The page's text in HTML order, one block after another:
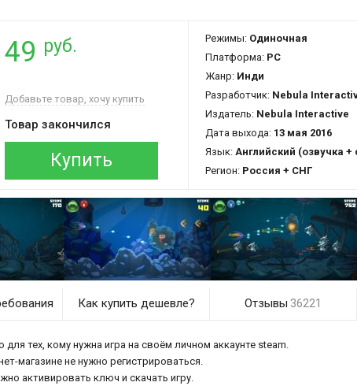
49 руб.
Добавьте товар, хочу купить
Товар закончился
Купить
Режимы: Одиночная
Платформа: PC
Жанр: Инди
Разработчик: Nebula
Издатель: Nebula Interactive
Дата выхода: 13 мая 2016
Язык: Английский (озвучка +
Регион: Россия + СНГ
Как купить дешевле? Отзывы 36221
тех, кому нужна игра на своём личном аккаунте steam.
магазине не нужно регистрироваться.
активировать ключ и скачать игру.